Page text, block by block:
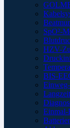
SpO²-
HZV-
BIS-
Einmal-